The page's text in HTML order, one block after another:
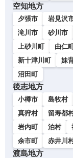
空知地方
夕張市 岩見沢
滝川市
砂川市
上砂川町
由仁
新十津川町
妹
沼田町
後志地方
小樽市 島牧村
真狩村
留寿都
岩内町
泊村
余市町
赤井川
渡島地方